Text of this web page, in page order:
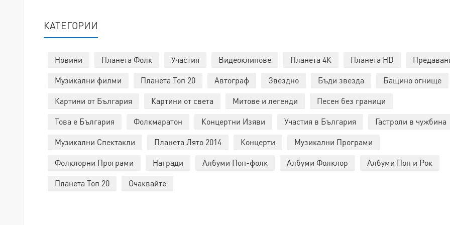
КАТЕГОРИИ
Новини Планета Фолк Участия Видеоклипове Планета 4К Планета HD
Музикални филми
Планета Топ 20 Автограф Звездно Бъди звезда
Бащино огнище
Картини от България
Картини от света Митове и легенди
Песен без граници
Това е България
Фолкмаратон Концертни Изяви Участия в България
Гастроли в чужбина
Музикални Спектакли
Планета Лято 2014 Концерти
Музикални Програми
Фолклорни Програми
Награди Албуми Поп-фолк Албуми Фолклор
Албуми Поп и Рок
Планета Топ 20
Очаквайте